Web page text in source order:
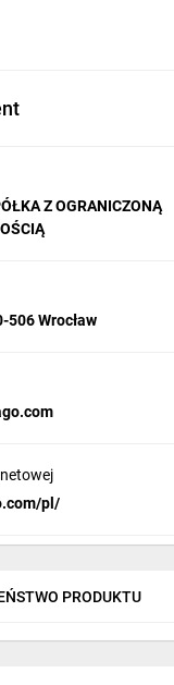
Z OGRANICZONĄ
506 Wrocław
pl/
PRODUKTU